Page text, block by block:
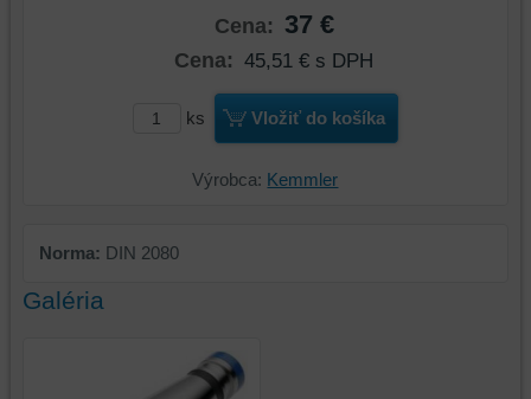
Cena: 37 €
Cena: 45,51 € s DPH
ks Vložiť do košíka
Výrobca: Kemmler
Norma: DIN 2080
Galéria